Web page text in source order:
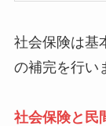
社会保険は基
の補完を行い
社会保険と民